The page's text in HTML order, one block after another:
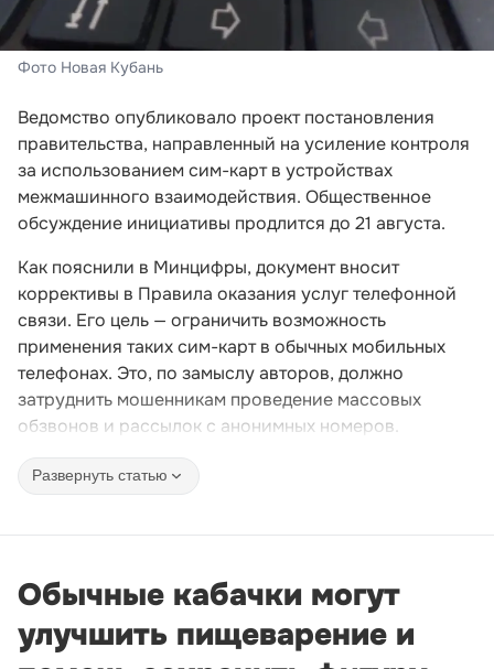
Фото Новая Кубань
Ведомство опубликовало проект постановления
правительства, направленный на усиление контроля
за использованием сим-карт в устройствах
межмашинного взаимодействия. Общественное
обсуждение инициативы продлится до 21 августа.
Как пояснили в Минцифры, документ вносит
коррективы в Правила оказания услуг телефонной
связи. Его цель — ограничить возможность
применения таких сим-карт в обычных мобильных
телефонах. Это, по замыслу авторов, должно
затруднить мошенникам проведение массовых
обзвонов и рассылок с анонимных номеров.
Развернуть статью
Обычные кабачки могут
улучшить пищеварение и